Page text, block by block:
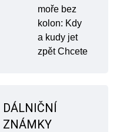
moře bez
kolon: Kdy
a kudy jet
zpět Chcete
DÁLNIČNÍ
ZNÁMKY